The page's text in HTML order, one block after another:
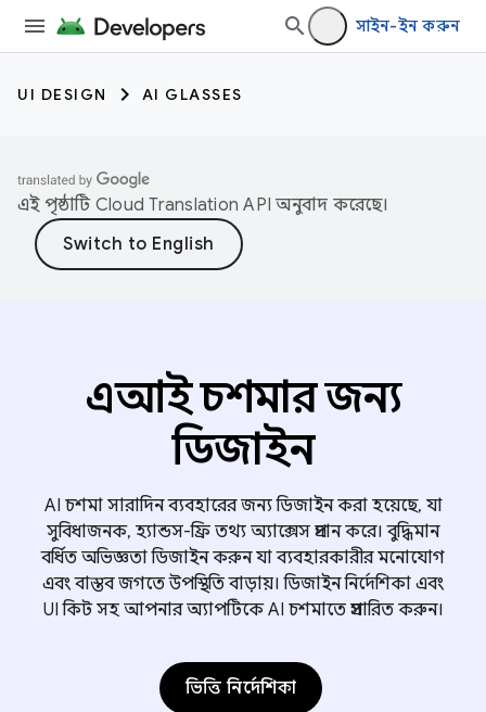
সাইন-ইন করুন
UI DESIGN AI GLASSES
এই পৃষ্ঠাটি Cloud Translation API অনুবাদ করেছে।
এআই চশমার জন্য
ডিজাইন
AI চশমা সারাদিন ব্যবহারের জন্য ডিজাইন করা হয়েছে, যা
সুবিধাজনক, হ্যান্ডস-ফ্রি তথ্য অ্যাক্সেস প্রদান করে। বুদ্ধিমান
বর্ধিত অভিজ্ঞতা ডিজাইন করুন যা ব্যবহারকারীর মনোযোগ
এবং বাস্তব জগতে উপস্থিতি বাড়ায়। ডিজাইন নির্দেশিকা এবং
UI কিট সহ আপনার অ্যাপটিকে AI চশমাতে প্রসারিত করুন।
ভিত্তি নির্দেশিকা